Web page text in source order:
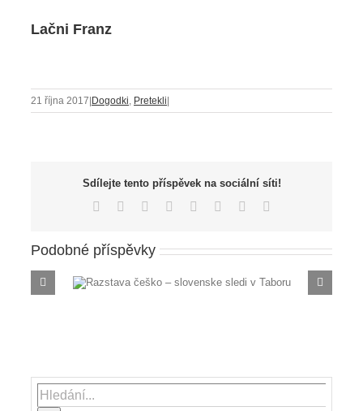
Lačni Franz
21 října 2017 Dogodki, Pretekli
Sdílejte tento příspěvek na sociální síti!
Facebook Reddit LinkedIn
TumblrPinterest
Podobné příspěvky
sledi v
Razstava Slovenija,
Hledat: